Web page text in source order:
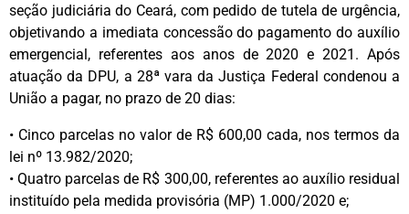
seção judiciária do Ceará, com pedido de tutela de urgência,
objetivando a imediata concessão do pagamento do auxílio
emergencial, referentes aos anos de 2020 e 2021. Após
atuação da DPU, a 28ª vara da Justiça Federal condenou a
União a pagar, no prazo de 20 dias:
• Cinco parcelas no valor de R$ 600,00 cada, nos termos da
lei nº 13.982/2020;
• Quatro parcelas de R$ 300,00, referentes ao auxílio residual
instituído pela medida provisória (MP) 1.000/2020 e;